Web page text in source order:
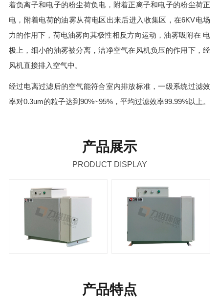
着负离子和电子的粉尘荷负电，附着正离子和电子的粉尘荷正
电，附着电荷的油雾从荷电区出来后进入收集区，在6KV电场
力的作用下，荷电油雾向其极性相反方向运动，油雾吸附在 电
极上，细小的油雾被分离，洁净空气在风机负压的作用下，经
风机直接排入空气中。
经过电离过滤后的空气能符合室内排放标准，一级系统过滤效
率对0.3um的粒子达到90%~95%，平均过滤效率99.99%以上。
产品展示
PRODUCT DISPLAY
产品特点